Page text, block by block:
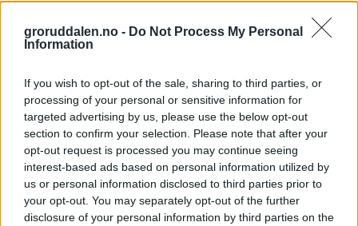
groruddalen.no - Do Not Process My Personal
Information
If you wish to opt-out of the sale, sharing to third parties, or
processing of your personal or sensitive information for
targeted advertising by us, please use the below opt-out
section to confirm your selection. Please note that after your
opt-out request is processed you may continue seeing
interest-based ads based on personal information utilized by
us or personal information disclosed to third parties prior to
your opt-out. You may separately opt-out of the further
disclosure of your personal information by third parties on the